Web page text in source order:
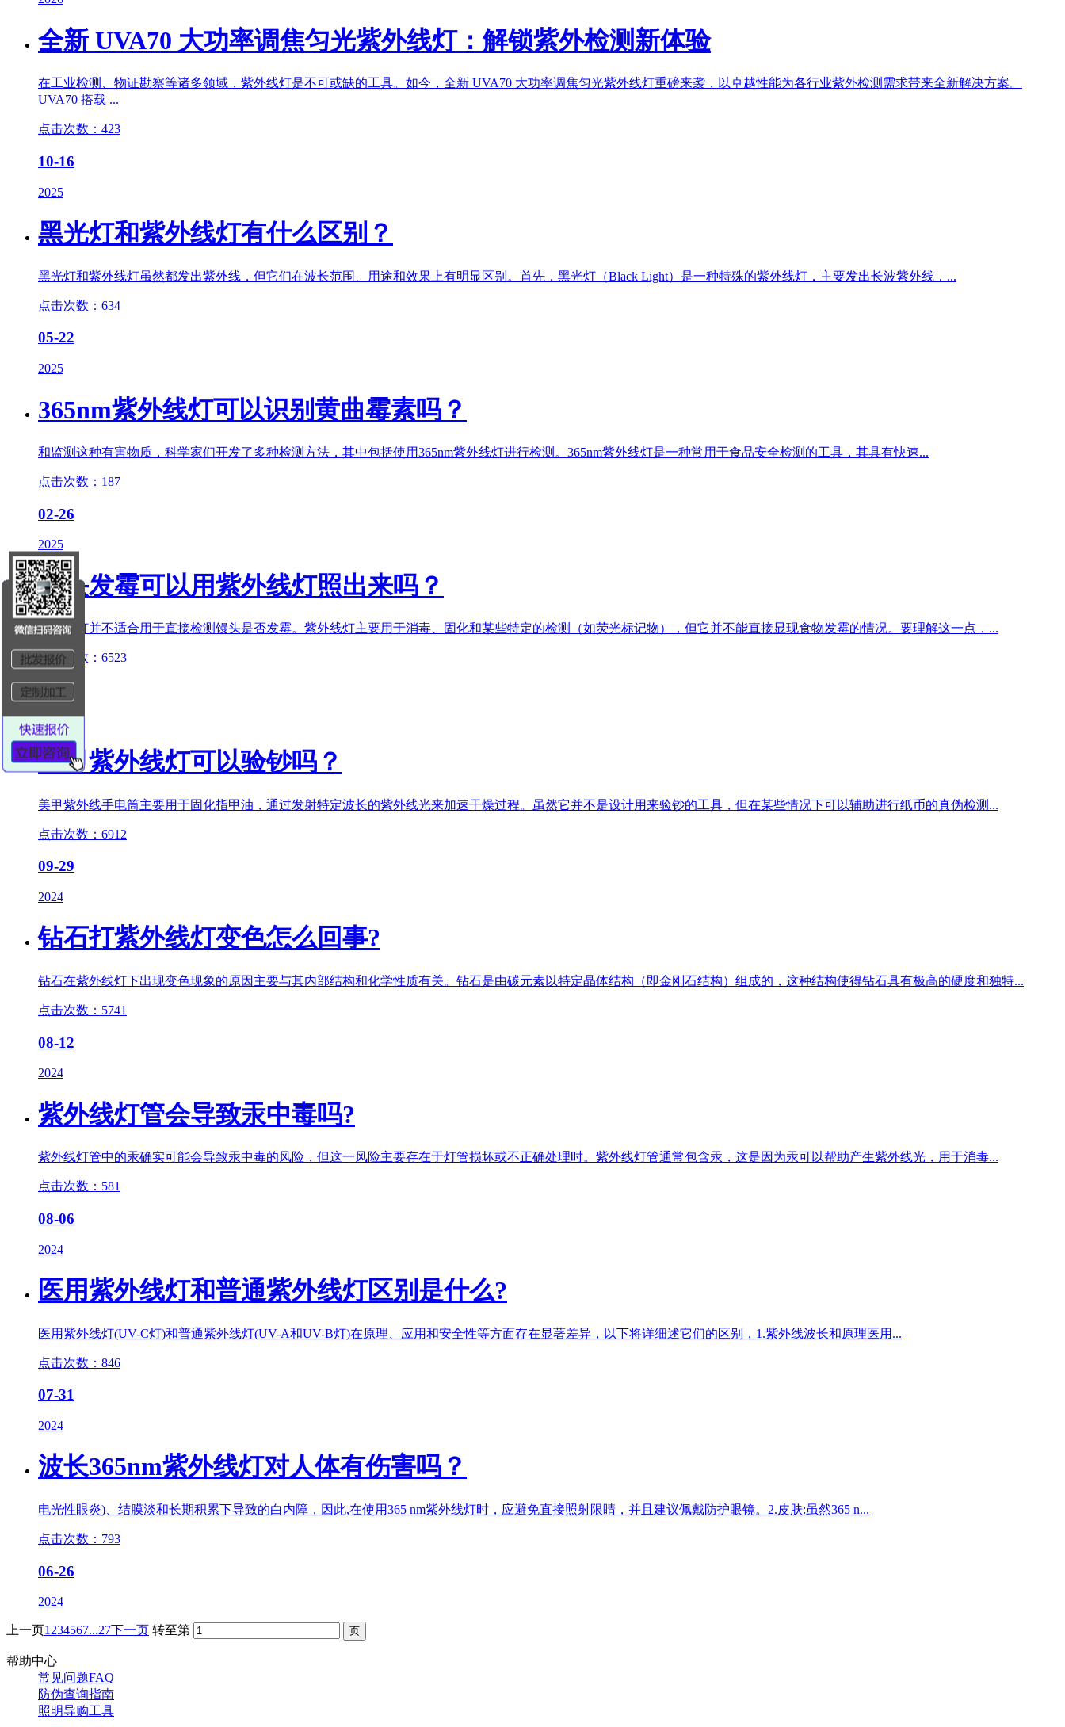
全新 UVA70 大功率调焦匀光紫外线灯：解锁紫外检测新体验
在工业检测、物证勘察等诸多领域， 紫外线灯是不可或缺的工具。如今，全新 UVA70 大功率调焦匀光紫外线灯重磅来袭，以卓越性能为各行业紫外检测需求带来全新解决方案。
UVA70 搭载 ...
点击次数：423
10-16
2025
黑光灯和紫外线灯有什么区别？
黑光灯和紫外线灯虽然都发出紫外线，但它们在波长范围、用途和效果上有明显区别。首先，黑光灯（Black Light）是一种特殊的紫外线灯 ，主要发出长波紫外线，...
点击次数：634
05-22
2025
365nm紫外线灯可以识别黄曲霉素吗？
和监测这种有害物质，科学家们开发了多种检测方法，其中包括使用365nm紫外线灯进行检测。365nm紫外线灯是一种常用于食品安全检测的工具，其具有快速...
点击次数：187
02-26
2025
馒头发霉可以用紫外线灯照出来吗？
紫外线灯并不适合用于直接检测馒头是否发霉。 紫外线灯主要用于消毒、固化和某些特定的检测（如荧光标记物），但它并不能直接显现食物发霉的情况。要理解这一点，...
点击次数：6523
01-03
2025
美甲紫外线灯可以验钞吗？
美甲紫外线手电筒主要用于固化指甲油，通过发射特定波长的紫外线光来加速干燥过程。虽然它并不是设计用来验钞的工具，但在某些情况下可以辅助进行纸币的真伪检测...
点击次数：6912
09-29
2024
钻石打紫外线灯变色怎么回事?
钻石在紫外线灯下出现变色现象的原因主要与其内部结构和化学性质有关。钻石是由碳元素以特定晶体结构（即金刚石结构）组成的，这种结构使得钻石具有极高的硬度和独特...
点击次数：5741
08-12
2024
紫外线灯管会导致汞中毒吗?
紫外线灯管中的汞确实可能会导致汞中毒的风险，但这一风险主要存在于灯管损坏或不正确处理时。 紫外线灯管通常包含汞，这是因为汞可以帮助产生紫外线光，用于消毒...
点击次数：581
08-06
2024
医用紫外线灯和普通紫外线灯区别是什么?
医用紫外线灯(UV-C灯)和普通紫外线灯(UV-A和UV-B灯)在原理、应用和安全性等方面存在显著差异，以下将详细述它们的区别，1.紫外线波长和原理医用...
点击次数：846
07-31
2024
波长365nm紫外线灯对人体有伤害吗？
电光性眼炎)、结膜淡和长期积累下导致的白内障，因此,在使用365 nm紫外线灯时，应避免直接照射限睛，并且建议佩戴防护眼镜。2.皮肤:虽然365 n...
点击次数：793
06-26
2024
上一页1 234567...27下一页 转至第
帮助中心
常见问题FAQ
防伪查询指南
照明导购工具